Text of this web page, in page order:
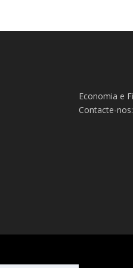
Economia e
Contacte-nos: